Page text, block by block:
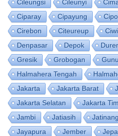
Cileungsi
Cileunyi
Ciparay
Cipayung
Cirebon
Citeureup
Denpasar
Depok
Gresik
Grobogan
Halmahera Tengah
Jakarta
Jakarta Barat
Jakarta Selatan
Jakarta
Jambi
Jatiasih
Jayapura
Jember